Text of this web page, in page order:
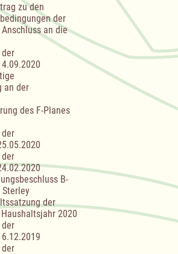
zu den
der
an die
an der
des F-Planes
B-
Sterley
der
2020